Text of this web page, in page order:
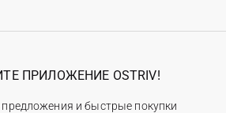
ПРИЛОЖЕНИЕ OSTRIV!
и быстрые покупки